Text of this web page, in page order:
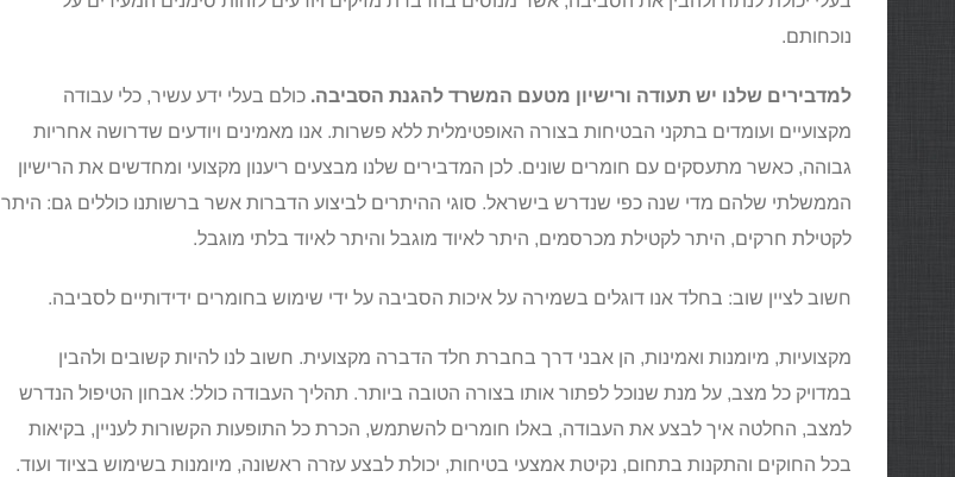
נוכחותם.
למדבירים שלנו יש תעודה ורישיון מטעם המשרד להגנת הסביבה. כולם בעלי ידע עשיר, כלי עבודה
מקצועיים ועומדים בתקני הבטיחות בצורה האופטימלית ללא פשרות. אנו מאמינים ויודעים שדרושה אחריות
גבוהה, כאשר מתעסקים עם חומרים שונים. לכן המדבירים שלנו מבצעים ריענון מקצועי ומחדשים את הרישיון
הממשלתי שלהם מדי שנה כפי שנדרש בישראל. סוגי ההיתרים לביצוע הדברות אשר ברשותנו כוללים גם: היתר
לקטילת חרקים, היתר לקטילת מכרסמים, היתר לאיוד מוגבל והיתר לאיוד בלתי מוגבל.
חשוב לציין שוב: בחלד אנו דוגלים בשמירה על איכות הסביבה על ידי שימוש בחומרים ידידותיים לסביבה.
מקצועיות, מיומנות ואמינות, הן אבני דרך בחברת חלד הדברה מקצועית. חשוב לנו להיות קשובים ולהבין
במדויק כל מצב, על מנת שנוכל לפתור אותו בצורה הטובה ביותר. תהליך העבודה כולל: אבחון הטיפול הנדרש
למצב, החלטה איך לבצע את העבודה, באלו חומרים להשתמש, הכרת כל התופעות הקשורות לעניין, בקיאות
בכל החוקים והתקנות בתחום, נקיטת אמצעי בטיחות, יכולת לבצע עזרה ראשונה, מיומנות בשימוש בציוד ועוד.